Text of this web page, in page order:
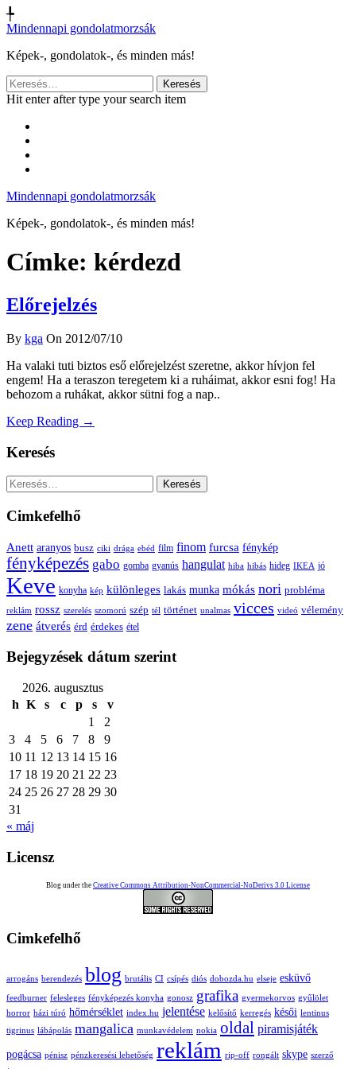
╄
Mindennapi gondolatmorzsák
Képek-, gondolatok-, és minden más!
Keresés:
Hit enter after type your search item
Mindennapi gondolatmorzsák
Képek-, gondolatok-, és minden más!
Címke: kérdezd
Előrejelzés
By kga On 2012/07/10
Ha valaki tuti biztos eső előrejelzést szeretne, akkor hívjon fel
engem! Ha a teraszon teregetem ki a ruháimat, akkor esni fog! Ha
behozom a ruhákat, akkor sütni fog a nap..
Keep Reading →
Keresés
Keresés:
Cimkefelhő
Anett aranyos busz ciki drága ebéd film finom furcsa fénykép
fényképezés gabo gomba gyanús hangulat hiba hibás hideg IKEA jó
Keve konyha kép különleges lakás munka mókás nori probléma
reklám rossz szerelés szomorú szép tél történet unalmas vicces videó vélemény
zene átverés érd érdekes étel
Bejegyzések dátum szerint
2026. augusztus
h K s c p s
v
1
2
3
4 5 6 7 8
9
10 11 12 13 14 15 16
17 18 19 20 21 22 23
24 25 26 27 28 29 30
31
« máj
Licensz
Blog under the Creative Commons Attribution-NonCommercial-NoDerivs 3.0 License
Cimkefelhő
arrogáns berendezés blog brutális CI csípés diós dobozda.hu elseje esküvő
feedburner felesleges fényképezés konyha gonosz grafika gyermekorvos gyűlölet
horror házi túró hőmérséklet index.hu jelentése kelősítő kerregés késői lentinus
tigrinus lábápolás mangalica munkavédelem nokia oldal piramisjáték
pogácsa pénisz pénzkeresési lehetőség reklám rip-off rongált skype szerző